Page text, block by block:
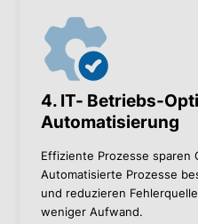
4. IT- Betriebs-
Automatisierung
Effiziente Prozesse sparen
Automatisierte Prozesse
und reduzieren
weniger Aufwand.
Service-Monitoring in
Einführung von
Kontaktieren Sie mich,
Christoph